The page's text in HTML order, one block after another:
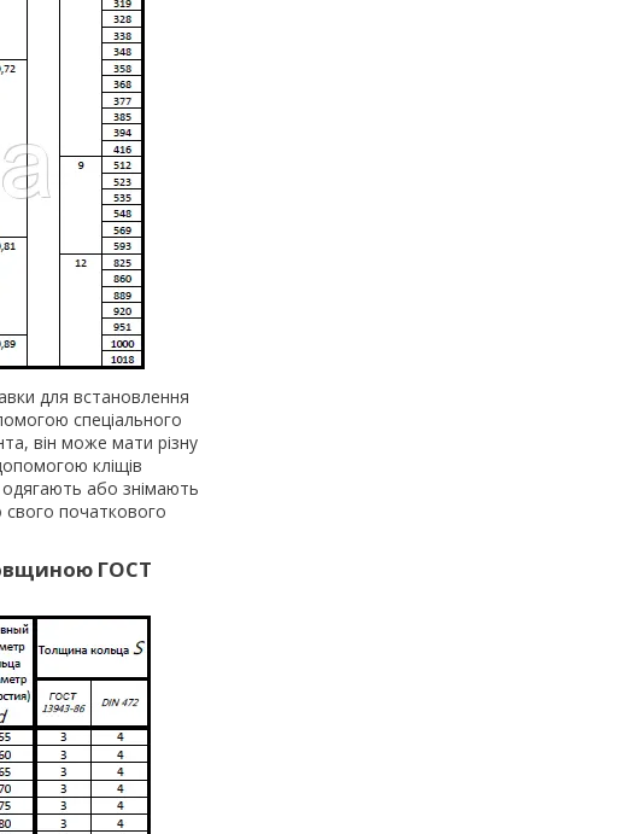
для встановлення
спеціального
він може мати різну
кліщів
одягають або знімають
свого початкового
ГОСТ